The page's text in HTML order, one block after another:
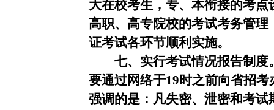
大在校考生，专、本衔接的考
高职、高专院校的考试考务管
证考试各环节顺利实施。
七、实行考试情况报告制
要通过网络于19时之前向省招
强调的是：凡失密、泄密和考